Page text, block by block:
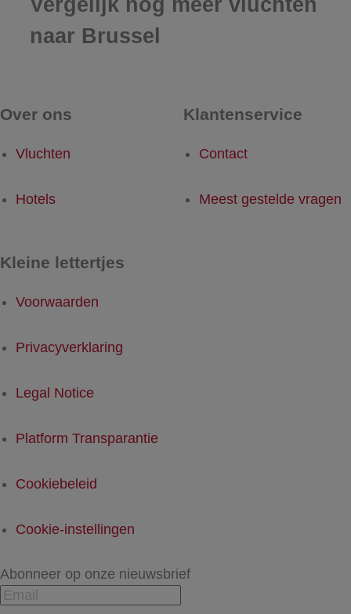
Vergelijk nog meer vluchten
naar Brussel
Over ons
Vluchten
Hotels
Klantenservice
Contact
Meest gestelde vragen
Kleine lettertjes
Voorwaarden
Privacyverklaring
Legal Notice
Platform Transparantie
Cookiebeleid
Cookie-instellingen
Abonneer op onze nieuwsbrief